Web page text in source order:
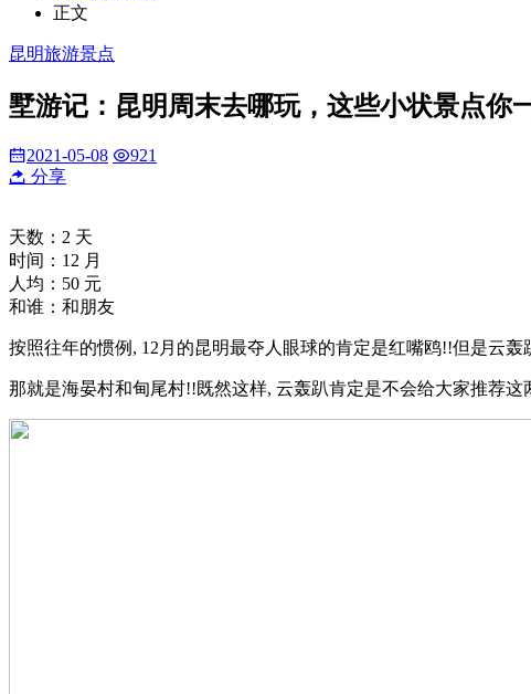
正文
昆明旅游景点
墅游记：昆明周末去哪玩，这些小状景点你
2021-05-08
921
分享
天数：2 天
时间：12 月
人均：50 元
和谁：和朋友
按照往年的惯例, 12月的昆明最夺人眼球的肯定是红嘴鸥!!但是云
那就是海晏村和甸尾村!!既然这样, 云轰趴肯定是不会给大家推荐